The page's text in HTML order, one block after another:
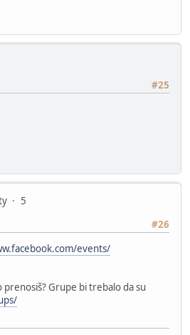
#25
5
#26
events/
prenosiš? Grupe bi trebalo da su